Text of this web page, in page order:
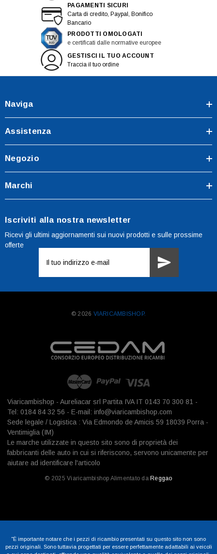
PAGAMENTI SICURI
Carta di credito, Paypal, Bonifico
Bancario
PRODOTTI OMOLOGATI
e certificati dalle normative europee
GESTISCI IL TUO ACCOUNT
Traccia il tuo ordine
Naviga
Assistenza
Negozio
Marchi
Iscriviti alla nostra newsletter
Ricevi gli ultimi aggiornamenti sui nuovi prodotti e sulle prossime
offerte
mail
© 2026 VIARICAMBISHOP.
Viaricambishop - Aureliacar srl Partita IVA IT 0143 70 300 81 -
Tel: 0184 84 32 56 - E-mail: info@viaricambishop.com
Sede legale / Logistica : Via Edmondo de Amicis 59 18039 Porra -
Ventimiglia (IM)
Le marche utilizzate in questo sito sono di proprietà dei
fabbricanti delle auto in cui si riferiscono, servono unicamente per
aiutare ad identificare l'articolo
© 2025 Viaricambishop Alimentato da Reggao
"È importante notare che i pezzi di ricambio presentati su questo sito non sono
pezzi originali. Sono tuttavia progettati per essere perfettamente adattabili ai veicoli